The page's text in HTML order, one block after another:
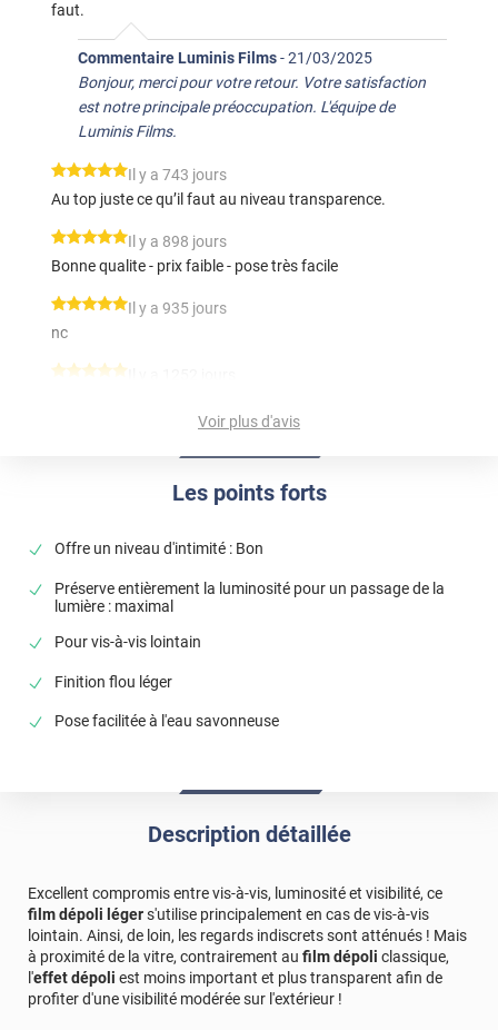
Les points forts
Offre un niveau d'intimité : Bon
Préserve entièrement la luminosité pour un passage de la
lumière : maximal
Pour vis-à-vis lointain
Finition flou léger
Pose facilitée à l'eau savonneuse
faut.
Commentaire Luminis Films-21/03/2025
Bonjour, merci pour votre retour. Votre satisfaction
est notre principale préoccupation. L'équipe de
Luminis Films.
*****
Il y a 743 jours
Au top juste ce qu’il faut au niveau transparence.
*****
Il y a 898 jours
Bonne qualite - prix faible - pose très facile
*****
Il y a 935 jours
nc
Bonjour, Si le film ne colle pas, cela signifie que vous
dans un premier temps bien penser à retirer la
pellicule de protection, qui protège la partie justement
adhésive du film. Le film s'installe ensuite à l'eau
pose. Je vous invite tout de même à contacter notre
Voir plus d'avis
Description détaillée
Excellent compromis entre vis-à-vis, luminosité et visibilité, ce
film dépoli légers'utilise principalement en cas de vis-à-vis
lointain. Ainsi, de loin, les regards indiscrets sont atténués ! Mais
à proximité de la vitre, contrairement au film dépoli classique,
l'effet dépoli est moins important et plus transparent afin de
profiter d'une visibilité modérée sur l'extérieur !